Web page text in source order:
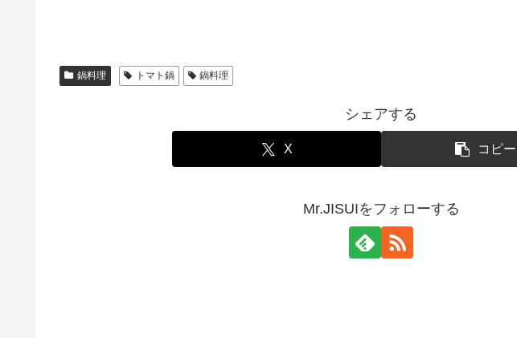
鍋料理 トマト鍋 鍋料理
シェアする
X コピー
Mr.JISUIをフォローする